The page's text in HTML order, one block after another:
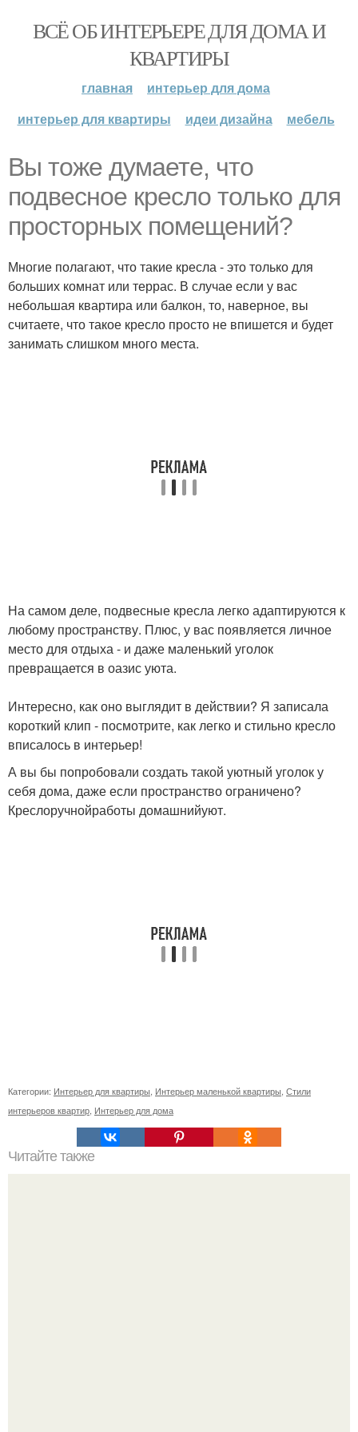
ВСЁ ОБ ИНТЕРЬЕРЕ ДЛЯ ДОМА И
КВАРТИРЫ
главная
интерьер для дома
интерьер для квартиры
идеи дизайна мебель
Вы тоже думаете, что
подвесное кресло только для
просторных помещений?
Многие полагают, что такие кресла - это только для
больших комнат или террас. В случае если у вас
небольшая квартира или балкон, то, наверное, вы
считаете, что такое кресло просто не впишется и будет
занимать слишком много места.
На самом деле, подвесные кресла легко адаптируются к
любому пространству. Плюс, у вас появляется личное
место для отдыха - и даже маленький уголок
превращается в оазис уюта.
Интересно, как оно выглядит в действии? Я записала
короткий клип - посмотрите, как легко и стильно кресло
вписалось в интерьер!
А вы бы попробовали создать такой уютный уголок у
себя дома, даже если пространство ограничено?
Креслоручнойработы домашнийуют.
Категории: Интерьер для квартиры Интерьер маленькой квартиры Стили
интерьеров квартир Интерьер для дома
Читайте также